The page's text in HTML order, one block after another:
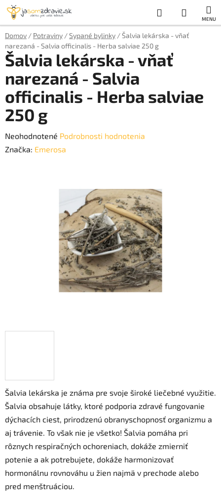
Prejsť
obsah
Hľadať
KOŠÍK
Domov / Potraviny /Sypané bylinky /Šalvia lekárska - vňať
narezaná - Salvia officinalis - Herba salviae 250 g
Šalvia lekárska je známa pre svoje široké liečebné využitie.
Šalvia obsahuje látky, ktoré podporia zdravé fungovanie
dýchacích ciest, prirodzenú obranyschopnosť organizmu a
aj trávenie. To však nie je všetko! Šalvia pomáha pri
rôznych respiračných ochoreniach, dokáže zmierniť
potenie a ak potrebujete, dokáže harmonizovať
hormonálnu rovnováhu u žien najmä v prechode alebo
pred menštruáciou.
Šalvia lekárska - vňať
narezaná - Salvia
officinalis - Herba salviae
250 g
Priemerné
hodnotenie
Neohodnotené Podrobnosti hodnotenia
Značka: Emerosa